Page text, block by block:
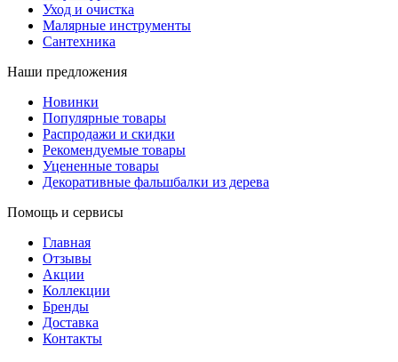
Уход и очистка
Малярные инструменты
Сантехника
Наши предложения
Новинки
Популярные товары
Распродажи и скидки
Рекомендуемые товары
Уцененные товары
Декоративные фальшбалки из дерева
Помощь и сервисы
Главная
Отзывы
Акции
Коллекции
Бренды
Доставка
Контакты